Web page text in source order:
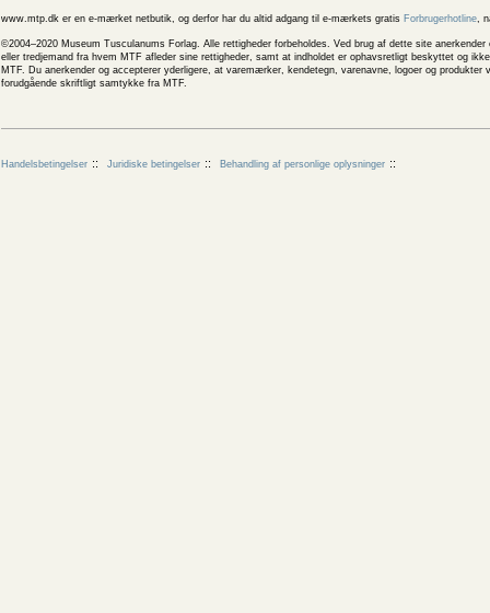
www.mtp.dk er en e-mærket netbutik, og derfor har du altid adgang til e-mærkets gratis Forbrugerhotline,
©2004–2020 Museum Tusculanums Forlag. Alle rettigheder forbeholdes. Ved brug af dette site
eller tredjemand fra hvem MTF afleder sine rettigheder, samt at indholdet er ophavsretligt beskyttet og
MTF. Du anerkender og accepterer yderligere, at varemærker, kendetegn, varenavne, logoer og
forudgående skriftligt samtykke fra MTF.
Handelsbetingelser Juridiske betingelser Behandling af personlige oplysninger